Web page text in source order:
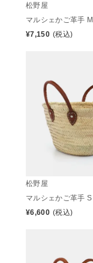
松野屋
マルシェかご革手 M
¥7,150 (税込)
松野屋
マルシェかご革手 S
¥6,600 (税込)